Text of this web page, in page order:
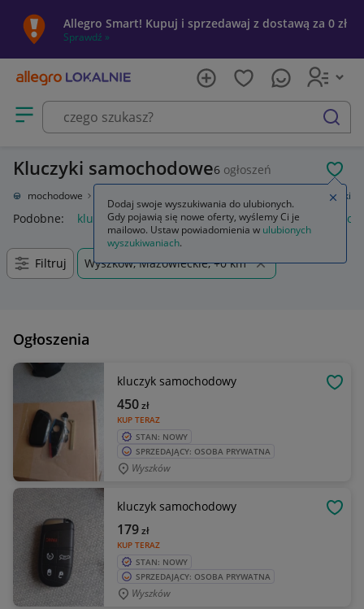
Allegro Smart! Kupuj i sprzedawaj z dostawą za 0 zł
Sprawdź »
Otwórz menu z kategoriami
szukaj
Kluczyki samochodowe6 ogłoszeń
samochodowe Kluczyki
Podobne: kluczyki klamka okienna z kluczykiem klamki do
Filtruj Wyszków, Mazowieckie, +0 km
Ogłoszenia
kluczyk samochodowy
KUP TERAZ
450zł
STAN: NOWY
SPRZEDAJĄCY: OSOBA PRYWATNA
Wyszków
kluczyk samochodowy
KUP TERAZ
179zł
STAN: NOWY
SPRZEDAJĄCY: OSOBA PRYWATNA
Wyszków
Dodaj swoje wyszukiwania do ulubionych.
Gdy pojawią się nowe oferty, wyślemy Ci je
mailowo. Ustaw powiadomienia w ulubionych
wyszukiwaniach.